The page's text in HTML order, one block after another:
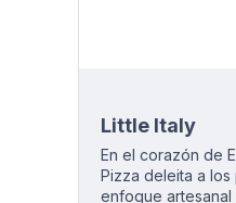
Little Italy
En el corazón de
Pizza deleita a
enfoque artesanal